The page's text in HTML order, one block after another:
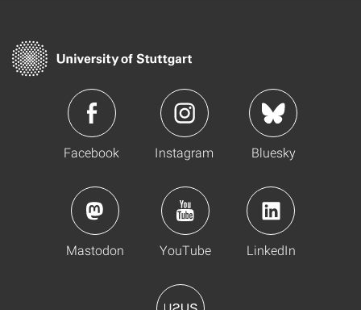
Facebook Instagram Bluesky
Mastodon YouTube LinkedIn